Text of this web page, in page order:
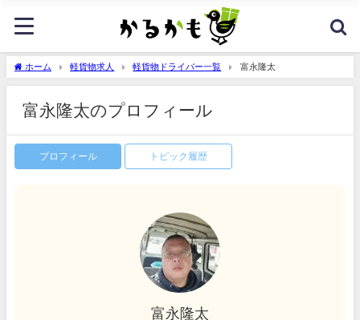
ホーム 軽貨物求人 軽貨物ドライバー一覧 富永隆太
富永隆太のプロフィール
プロフィール トピック履歴
富永隆太